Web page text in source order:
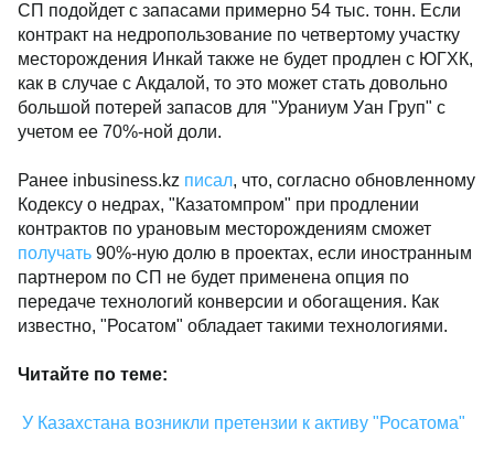
СП подойдет с запасами примерно 54 тыс. тонн. Если
контракт на недропользование по четвертому участку
месторождения Инкай также не будет продлен с ЮГХК,
как в случае с Акдалой, то это может стать довольно
большой потерей запасов для "Ураниум Уан Груп" с
учетом ее 70%-ной доли.
Ранее inbusiness.kz писал, что, согласно обновленному
Кодексу о недрах, "Казатомпром" при продлении
контрактов по урановым месторождениям сможет
получать 90%-ную долю в проектах, если иностранным
партнером по СП не будет применена опция по
передаче технологий конверсии и обогащения. Как
известно, "Росатом" обладает такими технологиями.
Читайте по теме:
У Казахстана возникли претензии к активу "Росатома"